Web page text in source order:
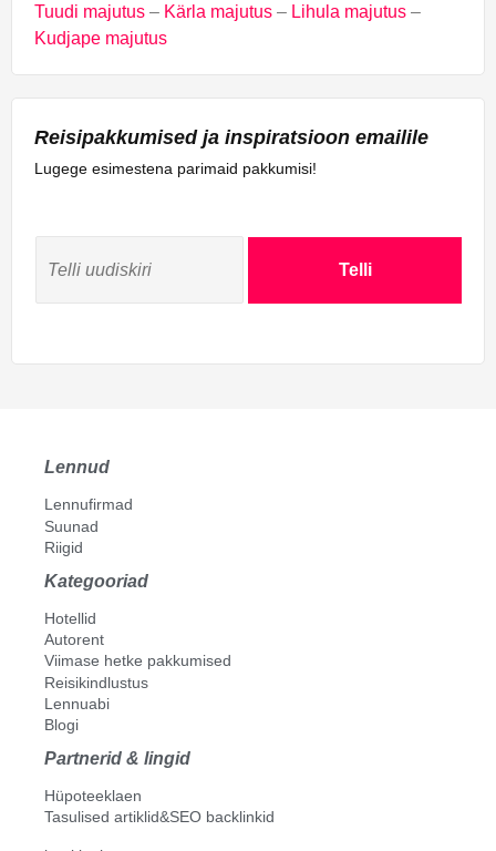
Tuudi majutus – Kärla majutus – Lihula majutus –
Kudjape majutus
Reisipakkumised ja inspiratsioon emailile
Lugege esimestena parimaid pakkumisi!
Telli
Lennud
Lennufirmad
Suunad
Riigid
Kategooriad
Hotellid
Autorent
Viimase hetke pakkumised
Reisikindlustus
Lennuabi
Blogi
Partnerid & lingid
Hüpoteeklaen
Tasulised artiklid&SEO backlinkid